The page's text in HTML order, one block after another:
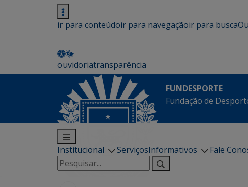
ir para conteúdoir para navegaçãoir para busca
ouvidoriatransparência
FUNDESPORTE
Fundação de
Institucional ServiçosInformativos
Fale
Pesquisar
por: